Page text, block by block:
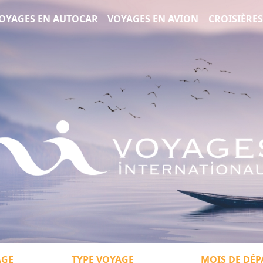
Voyages
EN AUTOCAR VOYAGES EN AVION CROISIÈRES
TYPE VOYAGE
MOIS DE